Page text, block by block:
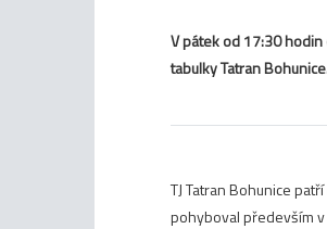
V pátek od 17:30
tabulky Tatran
TJ Tatran Bohunice
pohyboval především